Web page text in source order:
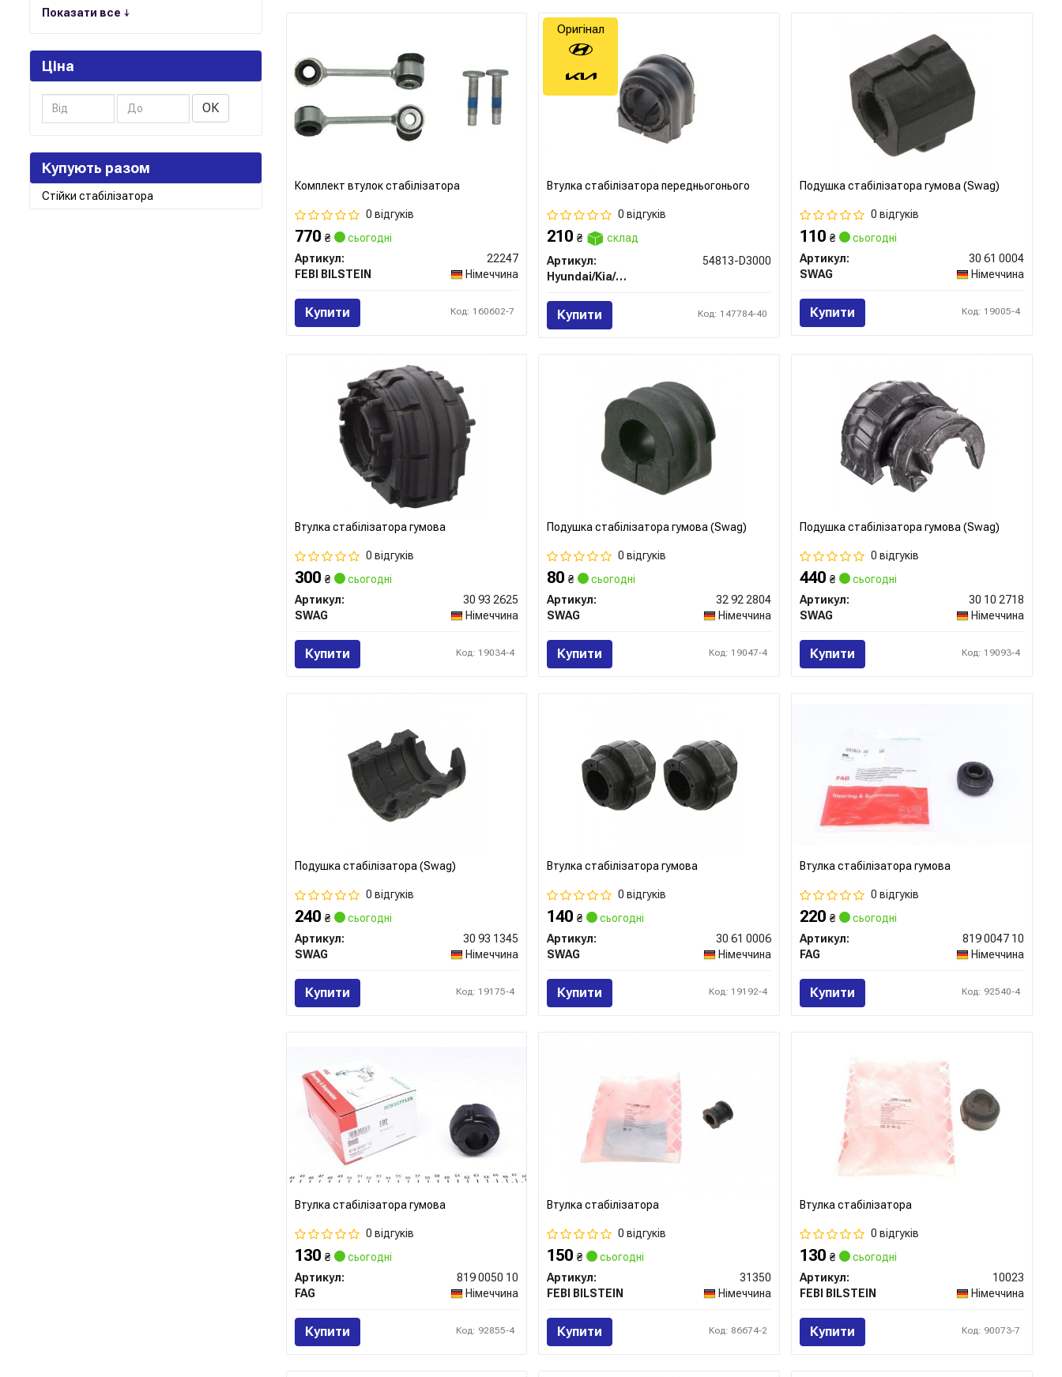
Показати все ↓
Ціна
ОК
Купують разом
Стійки стабілізатора
Комплект втулок стабілізатора
0 відгуків
770 ₴
сьогодні
Артикул:
22247
FEBI BILSTEIN
Німеччина
Купити Код: 160602-7
Втулка стабілізатора передньогонього
0 відгуків
210₴
склад
Артикул:
54813-D3000
Hyundai/Kia/Mobis
Купити Код: 147784-40
Оригінал
Подушка стабілізатора гумова (Swag)
0 відгуків
110₴
сьогодні
Артикул:
30 61 0004
SWAG
Німеччина
Купити Код: 19005-4
Втулка стабілізатора гумова
0 відгуків
300 ₴
сьогодні
Артикул:
30 93 2625
SWAG
Німеччина
Купити Код: 19034-4
Подушка стабілізатора гумова (Swag)
0 відгуків
80₴
сьогодні
Артикул:
32 92 2804
SWAG
Німеччина
Купити Код: 19047-4
Подушка стабілізатора гумова (Swag)
0 відгуків
440₴
сьогодні
Артикул:
30 10 2718
SWAG
Німеччина
Купити Код: 19093-4
Подушка стабілізатора (Swag)
0 відгуків
240 ₴
сьогодні
Артикул:
30 93 1345
SWAG
Німеччина
Купити Код: 19175-4
Втулка стабілізатора гумова
0 відгуків
140₴
сьогодні
Артикул:
30 61 0006
SWAG
Німеччина
Купити Код: 19192-4
Втулка стабілізатора гумова
0 відгуків
220₴
сьогодні
Артикул:
819 0047 10
FAG
Німеччина
Купити Код: 92540-4
Втулка стабілізатора гумова
0 відгуків
130 ₴
сьогодні
Артикул:
819 0050 10
FAG
Німеччина
Купити Код: 92855-4
Втулка стабілізатора
0 відгуків
150₴
сьогодні
Артикул:
31350
FEBI BILSTEIN
Німеччина
Купити Код: 86674-2
Втулка стабілізатора
0 відгуків
130₴
сьогодні
Артикул:
10023
FEBI BILSTEIN
Німеччина
Купити Код: 90073-7